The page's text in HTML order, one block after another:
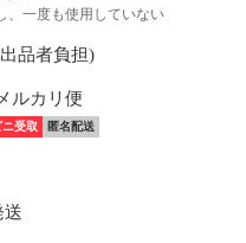
、一度も使用していない
品者負担)
ルカリ便
受取 匿名配送
送